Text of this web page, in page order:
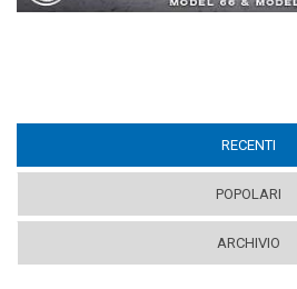
RECENTI
POPOLARI
ARCHIVIO